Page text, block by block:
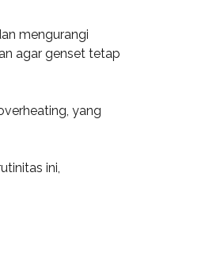
mengurangi
agar genset tetap
yang
ini,